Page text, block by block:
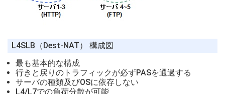
L4SLB（Dest-NAT） 構成図
最も基本的な構成
行きと戻りのトラフィックが必ずPASを通過する
サーバの種類及びOSに依存しない
L4/L7での負荷分散が可能